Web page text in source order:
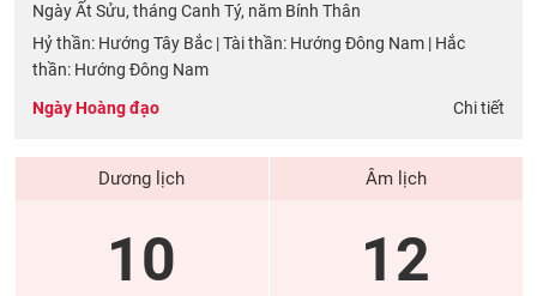
Ngày Ất Sửu, tháng Canh Tý, năm Bính Thân
Hỷ thần: Hướng Tây Bắc | Tài thần: Hướng Đông Nam | Hắc
thần: Hướng Đông Nam
Ngày Hoàng đạo
Chi tiết
Dương lịch
10
Âm lịch
12